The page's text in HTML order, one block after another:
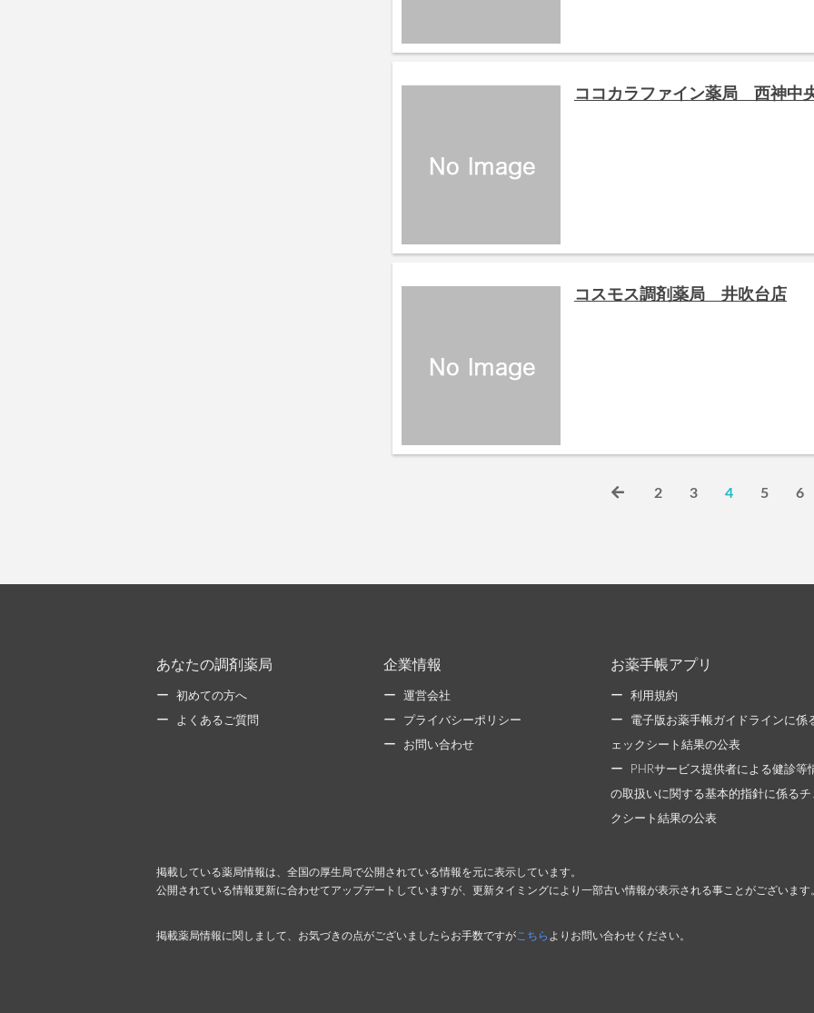
ココカラファイン薬局 西神中
コスモス調剤薬局 井吹台店
2 3 4 5 6
あなたの調剤薬局
初めての方へ
よくあるご質問
企業情報
運営会社
プライバシーポリシー
お問い合わせ
お薬手帳アプリ
利用規約
電子版お薬手帳ガイドラインに係
ェックシート結果の公表
PHRサービス提供者による健診等
の取扱いに関する基本的指針に係るチ
クシート結果の公表
掲載している薬局情報は、全国の厚生局で公開されている情報を元に表示しています。
公開されている情報更新に合わせてアップデートしていますが、更新タイミングにより一部古い情報が表示される事ことがございます
掲載薬局情報に関しまして、お気づきの点がございましたらお手数ですが こちら よりお問い合わせください。